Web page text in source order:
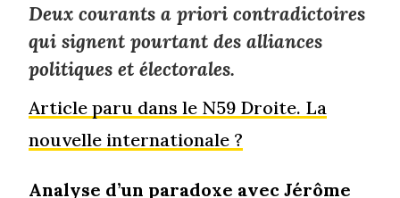
Deux courants a priori contradictoires
qui signent pourtant des alliances
politiques et électorales.
Article paru dans le N59 Droite. La
nouvelle internationale ?
Analyse d’un paradoxe avec Jérôme